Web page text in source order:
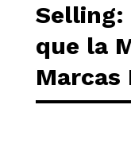
Selling:
que la
Marcas